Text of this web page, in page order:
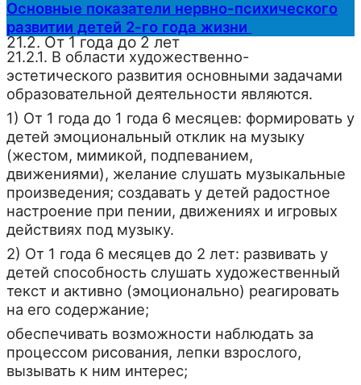
Основные показатели нервно-психического
развитии детей 2-го года жизни
21.2. От 1 года до 2 лет
21.2.1. В области художественно-
эстетического развития основными задачами
образовательной деятельности являются.
1) От 1 года до 1 года 6 месяцев: формировать у
детей эмоциональный отклик на музыку
(жестом, мимикой, подпеванием,
движениями), желание слушать музыкальные
произведения; создавать у детей радостное
настроение при пении, движениях и игровых
действиях под музыку.
2) От 1 года 6 месяцев до 2 лет: развивать у
детей способность слушать художественный
текст и активно (эмоционально) реагировать
на его содержание;
обеспечивать возможности наблюдать за
процессом рисования, лепки взрослого,
вызывать к ним интерес;